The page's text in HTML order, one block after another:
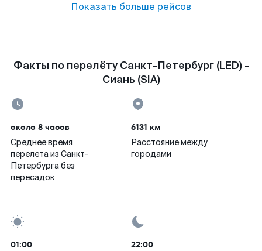
Показать больше рейсов
Факты по перелёту Санкт-Петербург (LED) -
Сиань (SIA)
около 8 часов
Среднее время
перелета из Санкт-
Петербурга без
пересадок
6131 км
Расстояние между
городами
01:00 22:00